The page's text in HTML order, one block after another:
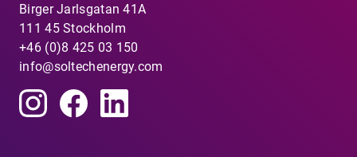
Birger Jarlsgatan 41A
111 45 Stockholm
+46 (0)8 425 03 150
info@soltechenergy.com